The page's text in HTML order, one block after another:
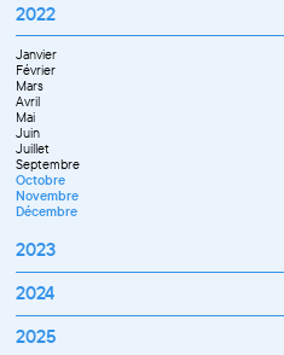
Septembre
Octobre
Novembre
Décembre
2022
Janvier
Février
Mars
Avril
Mai
Juin
Juillet
Septembre
Octobre
Novembre
Décembre
2023
Janvier
Mars
Avril
2024
Janvier
2025